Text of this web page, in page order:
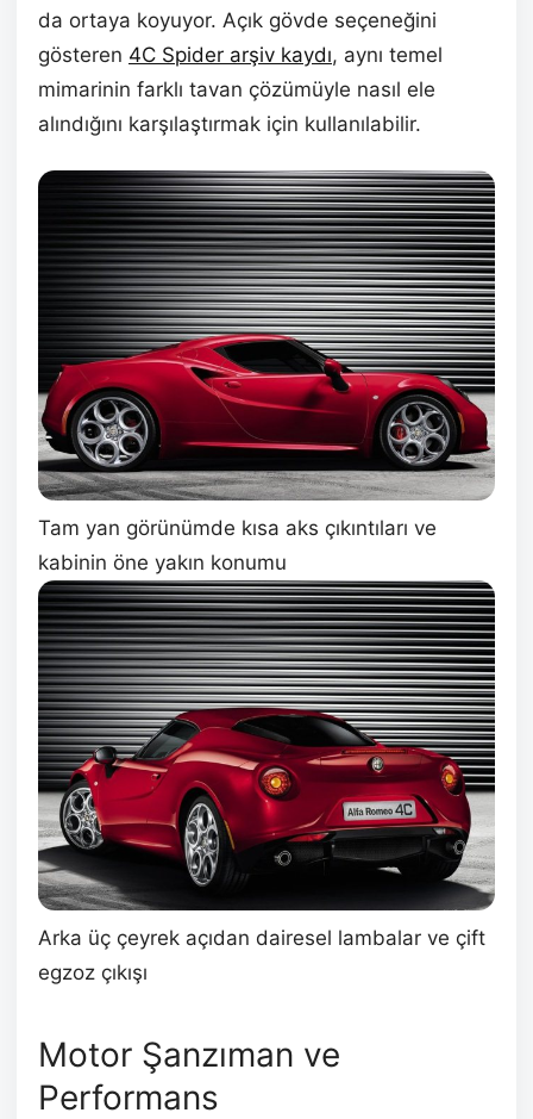
da ortaya koyuyor. Açık gövde seçeneğini
gösteren 4C Spider arşiv kaydı, aynı temel
mimarinin farklı tavan çözümüyle nasıl ele
alındığını karşılaştırmak için kullanılabilir.
Tam yan görünümde kısa aks çıkıntıları ve
kabinin öne yakın konumu
Arka üç çeyrek açıdan dairesel lambalar ve çift
egzoz çıkışı
Motor Şanzıman ve
Performans